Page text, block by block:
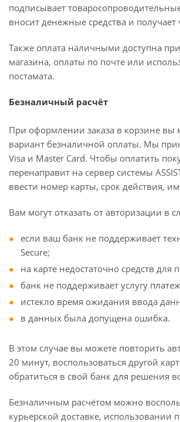
подписывает
вносит денежные средства и получает
Также оплата наличными доступна
магазина, оплаты по почте или
постамата.
Безналичный расчёт
При оформлении заказа в корзине вы
вариант безналичной оплаты. Мы
Visa и Master Card. Чтобы оплатить
перенаправит на сервер системы
ввести номер карты, срок действия,
Вам могут отказать от авторизации в
если ваш банк не поддерживает
Secure;
на карте недостаточно средств для
банк не поддерживает услугу
истекло время ожидания ввода
в данных была допущена ошибка.
В этом случае вы можете повторить
20 минут, воспользоваться другой
обратиться в свой банк для решения
Безналичным расчётом можно
курьерской доставке, использовании